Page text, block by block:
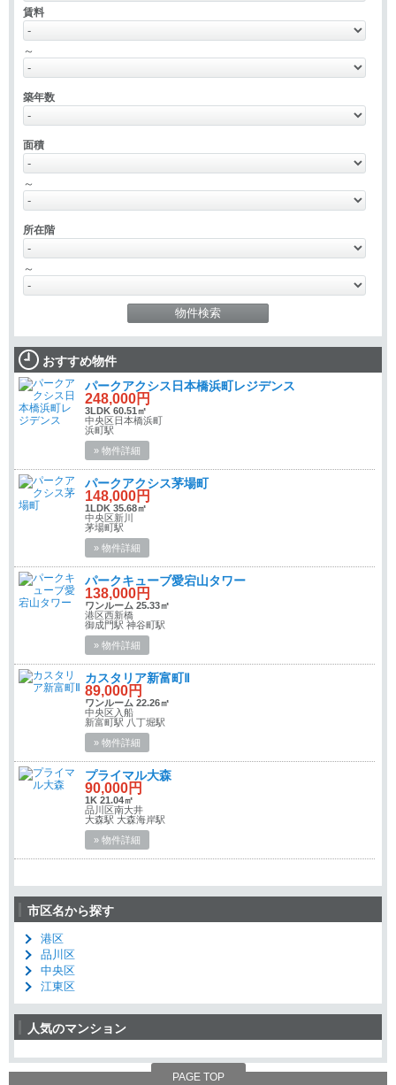
賃料
～
築年数
面積
～
所在階
～
おすすめ物件
パークアクシス日本橋浜町レジデンス
248,000円
3LDK 60.51㎡
中央区日本橋浜町
浜町駅
» 物件詳細
パークアクシス茅場町
148,000円
1LDK 35.68㎡
中央区新川
茅場町駅
» 物件詳細
パークキューブ愛宕山タワー
138,000円
ワンルーム 25.33㎡
港区西新橋
御成門駅 神谷町駅
» 物件詳細
カスタリア新富町Ⅱ
89,000円
ワンルーム 22.26㎡
中央区入船
新富町駅 八丁堀駅
» 物件詳細
プライマル大森
90,000円
1K 21.04㎡
品川区南大井
大森駅 大森海岸駅
» 物件詳細
市区名から探す
港区
品川区
中央区
江東区
人気のマンション
PAGE TOP